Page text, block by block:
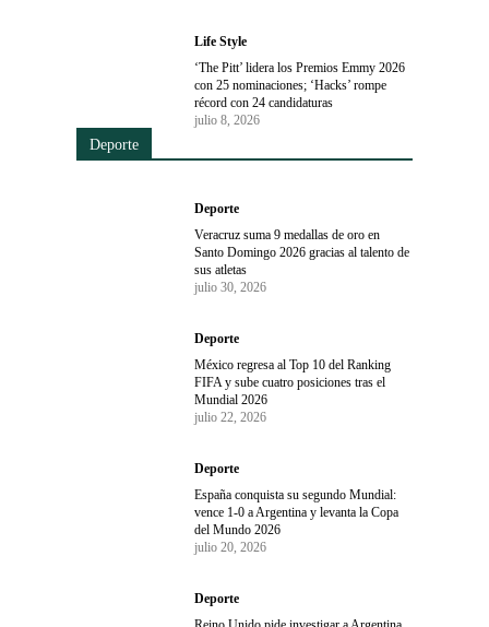
Life Style
‘The Pitt’ lidera los Premios Emmy 2026
con 25 nominaciones; ‘Hacks’ rompe
récord con 24 candidaturas
julio 8, 2026
Deporte
Deporte
Veracruz suma 9 medallas de oro en
Santo Domingo 2026 gracias al talento de
sus atletas
julio 30, 2026
Deporte
México regresa al Top 10 del Ranking
FIFA y sube cuatro posiciones tras el
Mundial 2026
julio 22, 2026
Deporte
España conquista su segundo Mundial:
vence 1-0 a Argentina y levanta la Copa
del Mundo 2026
julio 20, 2026
Deporte